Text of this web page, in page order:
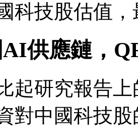
科技股估值
供應鏈，
起研究報告
對中國科技